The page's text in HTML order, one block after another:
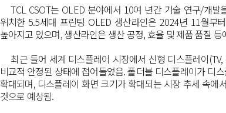
TCL CSOT는 OLED 분야에서 10여 년간 기술 연구/개발
위치한 5.5세대 프린팅 OLED생산라인은 2024년 11월부
높아지고 있으며,생산라인은 생산 공정, 효율 및 제품 품질
최근 들어 세계 디스플레이 시장에서 신형 디스플레이(TV,
비교적 안정된 상태에 접어들었음.폴더블 디스플레이가 디
확대되며, 디스플레이 화면 크기가 확대되는 시장 추세 속에서
것으로 예상됨.